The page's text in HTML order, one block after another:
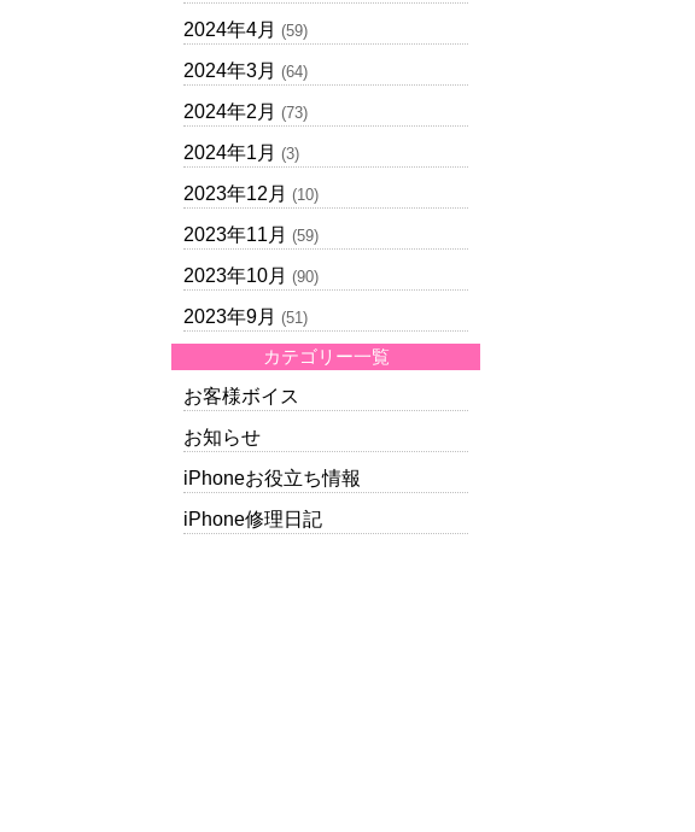
2024年4月 (59)
2024年3月 (64)
2024年2月 (73)
2024年1月 (3)
2023年12月 (10)
2023年11月 (59)
2023年10月 (90)
2023年9月 (51)
カテゴリー一覧
お客様ボイス
お知らせ
iPhoneお役立ち情報
iPhone修理日記